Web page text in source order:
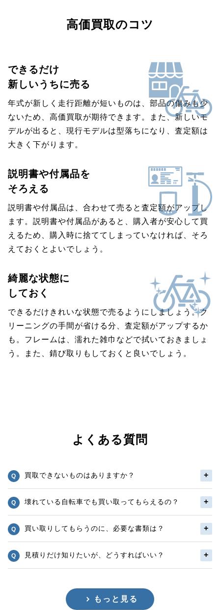
高価買取のコツ
できるだけ
新しいうちに売る
年式が新しく走行距離が短いものは、部品の傷みも少
ないため、高価買取が期待できます。また、新しいモ
デルが出ると、現行モデルは型落ちになり、査定額は
大きく下がります。
説明書や付属品を
そろえる
説明書や付属品は、合わせて売ると査定額がアップし
ます。説明書や付属品があると、購入者が安心して買
えるため、購入時に捨ててしまっていなければ、そろ
えておくとよいでしょう。
綺麗な状態に
しておく
できるだけきれいな状態で売るようにしましょう。ク
リーニングの手間が省ける分、査定額がアップするか
も。フレームは、濡れた雑巾などで拭いておきましょ
う。また、錆び取りもしておくと良いでしょう。
よくある質問
買取できないものはありますか？
壊れている自転車でも買い取ってもらえるの？
買い取りしてもらうのに、必要な書類は？
見積りだけ知りたいが、どうすればいい？
もっと見る